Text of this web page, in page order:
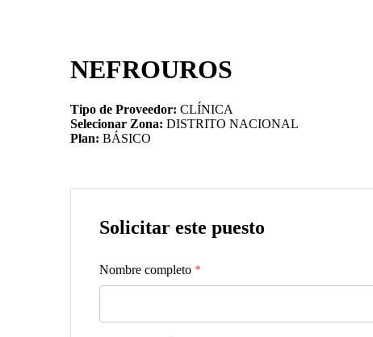
NEFROUROS
Tipo de Proveedor: CLÍNICA
Selecionar Zona: DISTRITO NACIONAL
Plan: BÁSICO
Solicitar este puesto
Nombre completo *